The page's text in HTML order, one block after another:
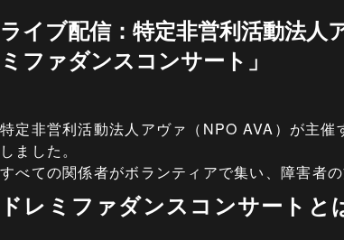
ライブ配信：特定非営利活動法人
ミファダンスコンサート」
特定非営利活動法人アヴァ（NPO AVA）が主
しました。
すべての関係者がボランティアで集い、障害者
ドレミファダンスコンサートと